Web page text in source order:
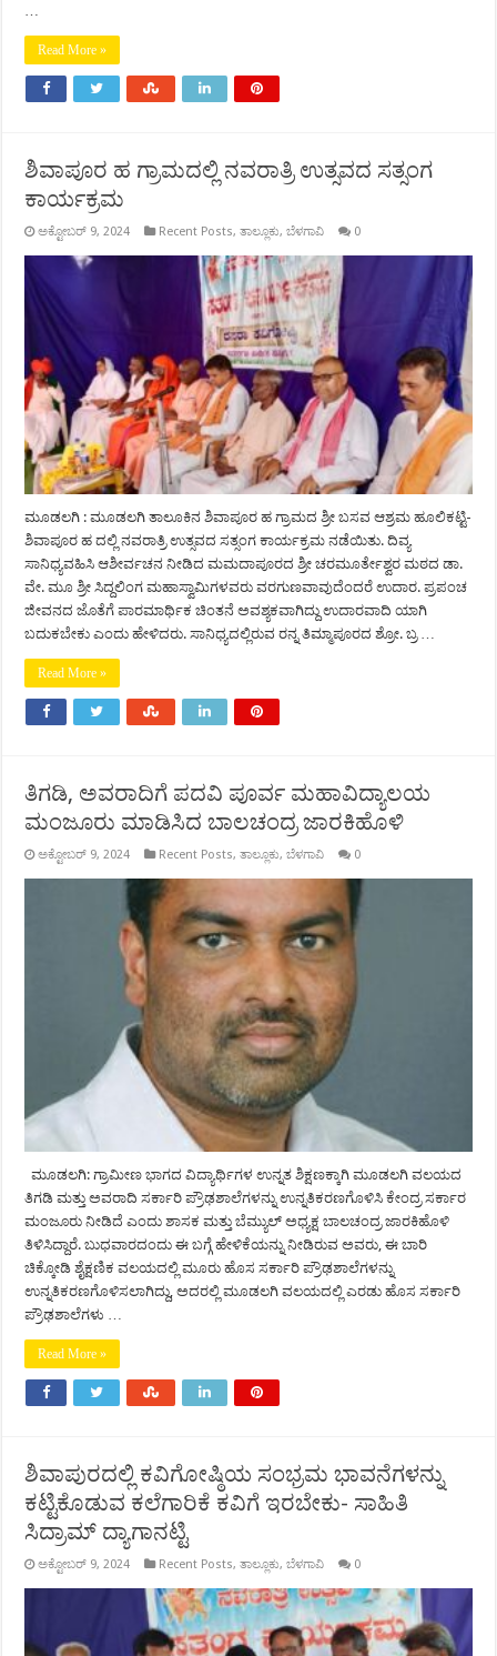
…
Read More »
ಶಿವಾಪೂರ ಹ ಗ್ರಾಮದಲ್ಲಿ ನವರಾತ್ರಿ ಉತ್ಸವದ ಸತ್ಸಂಗ
ಕಾರ್ಯಕ್ರಮ
ಅಕ್ಟೋಬರ್ 9, 2024 Recent Posts,ತಾಲ್ಲೂಕು,ಬೆಳಗಾವಿ 0
ಮೂಡಲಗಿ : ಮೂಡಲಗಿ ತಾಲೂಕಿನ ಶಿವಾಪೂರ ಹ ಗ್ರಾಮದ ಶ್ರೀ ಬಸವ ಆಶ್ರಮ ಹೂಲಿಕಟ್ಟಿ-
ಶಿವಾಪೂರ ಹ ದಲ್ಲಿ ನವರಾತ್ರಿ ಉತ್ಸವದ ಸತ್ಸಂಗ ಕಾರ್ಯಕ್ರಮ ನಡೆಯಿತು. ದಿವ್ಯ
ಸಾನಿಧ್ಯವಹಿಸಿ ಆಶೀರ್ವಚನ ನೀಡಿದ ಮಮದಾಪೂರದ ಶ್ರೀ ಚರಮೂರ್ತೇಶ್ವರ ಮಠದ ಡಾ.
ವೇ. ಮೂ ಶ್ರೀ ಸಿದ್ದಲಿಂಗ ಮಹಾಸ್ವಾಮಿಗಳವರು ವರಗುಣವಾವುದೆಂದರೆ ಉದಾರ. ಪ್ರಪಂಚ
ಜೀವನದ ಜೊತೆಗೆ ಪಾರಮಾರ್ಥಿಕ ಚಿಂತನೆ ಅವಶ್ಯಕವಾಗಿದ್ದು ಉದಾರವಾದಿ ಯಾಗಿ
ಬದುಕಬೇಕು ಎಂದು ಹೇಳಿದರು. ಸಾನಿಧ್ಯದಲ್ಲಿರುವ ರನ್ನ ತಿಮ್ಮಾಪೂರದ ಶ್ರೋ. ಬ್ರ …
Read More »
ತಿಗಡಿ, ಅವರಾದಿಗೆ ಪದವಿ ಪೂರ್ವ ಮಹಾವಿದ್ಯಾಲಯ
ಮಂಜೂರು ಮಾಡಿಸಿದ ಬಾಲಚಂದ್ರ ಜಾರಕಿಹೊಳಿ
ಅಕ್ಟೋಬರ್ 9, 2024 Recent Posts,ತಾಲ್ಲೂಕು,ಬೆಳಗಾವಿ 0
ಮೂಡಲಗಿ: ಗ್ರಾಮೀಣ ಭಾಗದ ವಿದ್ಯಾರ್ಥಿಗಳ ಉನ್ನತ ಶಿಕ್ಷಣಕ್ಕಾಗಿ ಮೂಡಲಗಿ ವಲಯದ
ತಿಗಡಿ ಮತ್ತು ಅವರಾದಿ ಸರ್ಕಾರಿ ಪ್ರೌಢಶಾಲೆಗಳನ್ನು ಉನ್ನತಿಕರಣಗೊಳಿಸಿ ಕೇಂದ್ರ ಸರ್ಕಾರ
ಮಂಜೂರು ನೀಡಿದೆ ಎಂದು ಶಾಸಕ ಮತ್ತು ಬೆಮ್ಯುಲ್ ಅಧ್ಯಕ್ಷ ಬಾಲಚಂದ್ರ ಜಾರಕಿಹೊಳಿ
ತಿಳಿಸಿದ್ದಾರೆ. ಬುಧವಾರದಂದು ಈ ಬಗ್ಗೆ ಹೇಳಿಕೆಯನ್ನು ನೀಡಿರುವ ಅವರು, ಈ ಬಾರಿ
ಚಿಕ್ಕೋಡಿ ಶೈಕ್ಷಣಿಕ ವಲಯದಲ್ಲಿ ಮೂರು ಹೊಸ ಸರ್ಕಾರಿ ಪ್ರೌಢಶಾಲೆಗಳನ್ನು
ಉನ್ನತಿಕರಣಗೊಳಿಸಲಾಗಿದ್ದು, ಅದರಲ್ಲಿ ಮೂಡಲಗಿ ವಲಯದಲ್ಲಿ ಎರಡು ಹೊಸ ಸರ್ಕಾರಿ
ಪ್ರೌಢಶಾಲೆಗಳು …
Read More »
ಶಿವಾಪುರದಲ್ಲಿ ಕವಿಗೋಷ್ಠಿಯ ಸಂಭ್ರಮ ಭಾವನೆಗಳನ್ನು
ಕಟ್ಟಿಕೊಡುವ ಕಲೆಗಾರಿಕೆ ಕವಿಗೆ ಇರಬೇಕು- ಸಾಹಿತಿ
ಸಿದ್ರಾಮ್ ದ್ಯಾಗಾನಟ್ಟಿ
ಅಕ್ಟೋಬರ್ 9, 2024 Recent Posts,ತಾಲ್ಲೂಕು,ಬೆಳಗಾವಿ 0